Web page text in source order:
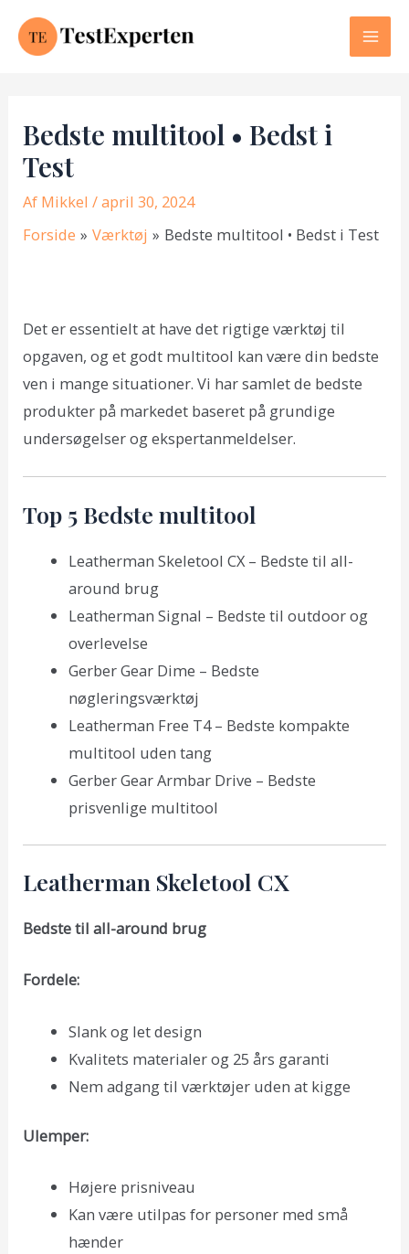
Bedste multitool • Bedst i
Test
Af Mikkel/ april 30, 2024
Forside
Værktøj Bedste multitool • Bedst i Test
Det er essentielt at have det rigtige værktøj til
opgaven, og et godt multitool kan være din bedste
ven i mange situationer. Vi har samlet de bedste
produkter på markedet baseret på grundige
undersøgelser og ekspertanmeldelser.
Top 5 Bedste multitool
Leatherman Skeletool CX – Bedste til all-
around brug
Leatherman Signal – Bedste til outdoor og
overlevelse
Gerber Gear Dime – Bedste
nøgleringsværktøj
Leatherman Free T4 – Bedste kompakte
multitool uden tang
Gerber Gear Armbar Drive – Bedste
prisvenlige multitool
Leatherman Skeletool CX
Bedste til all-around brug
Fordele:
Slank og let design
Kvalitets materialer og 25 års garanti
Nem adgang til værktøjer uden at kigge
Ulemper:
Højere prisniveau
Kan være utilpas for personer med små
hænder